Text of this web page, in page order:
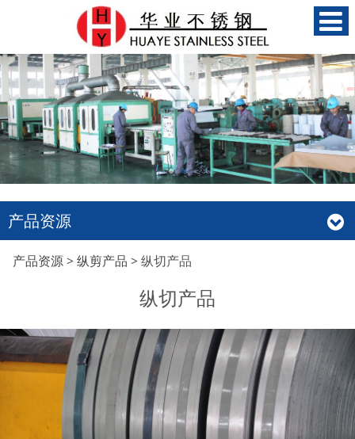
产品资源
纵切产品
产品资源> 纵剪产品 > 纵切产品
纵切产品